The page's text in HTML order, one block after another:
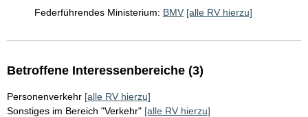
Federführendes Ministerium: BMV [alle RV hierzu]
Betroffene Interessenbereiche (3)
Personenverkehr [alle RV hierzu]
Sonstiges im Bereich "Verkehr" [alle RV hierzu]